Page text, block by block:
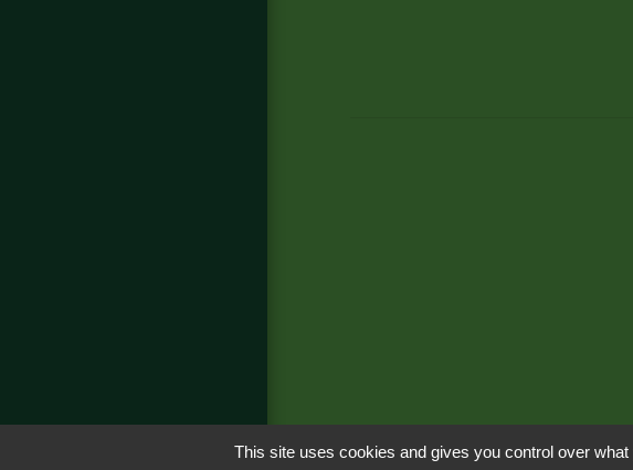
This site uses cookies and gives you control over